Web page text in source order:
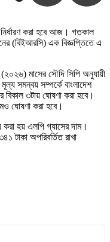
করা হবে আজ। গতকাল
(বিইআরসি) এক বিজ্ঞপ্তিতে এ
মাসের সৌদি সিপি অনুযায়ী
সমন্বয় সম্পর্কে বাংলাদেশ
বিকাল ৩টায় ঘোষণা করা হবে।
ঘোষণা করা হবে।
হয় এলপি গ্যাসের দাম।
টাকা অপরিবর্তিত রাখা